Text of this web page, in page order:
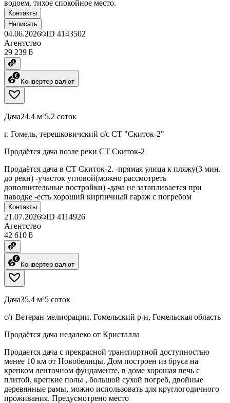
водоем, тихое спокойное место.
Контакты
Написать
04.06.2026 ID 4143502
Агентство
29 239 ƃ
Конвертер валют
Дача24.4 м²5.2 соток
г. Гомель, терешковичский с/с СТ "Скиток-2"
Продаётся дача возле реки СТ Скиток-2
Продаётся дача в СТ Скиток-2. -прямая улица к пляжу(3 мин.
до реки) -участок угловой(можно рассмотреть
дополнительные постройки) -дача не затапливается при
паводке -есть хороший кирпичный гараж с погребом
Контакты
21.07.2026 ID 4114926
Агентство
42 610 ƃ
Конвертер валют
Дача35.4 м²5 соток
с/т Ветеран мелиорации, Гомельский р-н, Гомельская область
Продаётся дача недалеко от Кристалла
Продается дача с прекрасной транспортной доступностью
менее 10 км от Новобелицы. Дом построен из бруса на
крепком ленточном фундаменте, в доме хорошая печь с
плитой, крепкие полы , большой сухой погреб, двойные
деревянные рамы, можно использовать для круглогодичного
проживания. Предусмотрено место